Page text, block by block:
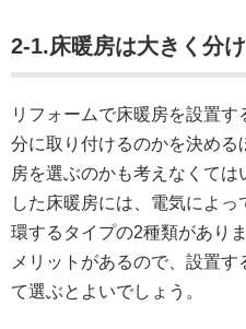
2-1.床暖房は大きく分
リフォームで床暖房を設置
分に取り付けるのかを決め
房を選ぶのかも考えなくて
した床暖房には、電気によ
環するタイプの2種類があり
メリットがあるので、設置
て選ぶとよいでしょう。